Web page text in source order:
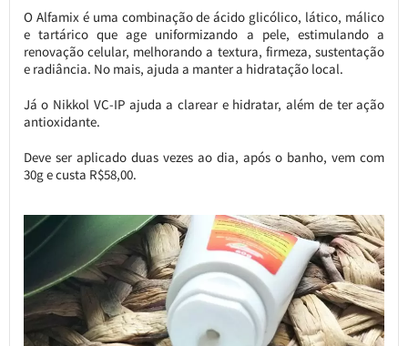
O Alfamix é uma combinação de ácido glicólico, lático, málico
e tartárico que age uniformizando a pele, estimulando a
renovação celular, melhorando a textura, firmeza, sustentação
e radiância. No mais, ajuda a manter a hidratação local.
Já o Nikkol VC-IP ajuda a clarear e hidratar, além de ter ação
antioxidante.
Deve ser aplicado duas vezes ao dia, após o banho, vem com
30g e custa R$58,00.